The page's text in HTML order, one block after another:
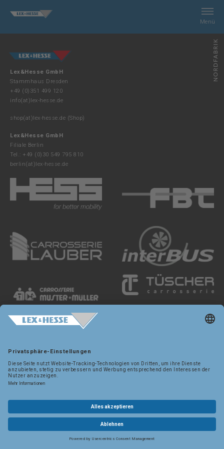
Leistungen
Unternehmen
Kontakt
Shop
Impressum
Menü
Lex&Hesse GmbH
Stammhaus Dresden
+49 (0)351 499 120
info(at)lex-hesse.de
shop(at)lex-hesse.de (Shop)
Lex&Hesse GmbH
Filiale Berlin
Tel.: +49 (0)30 549 795 810
berlin(at)lex-hesse.de